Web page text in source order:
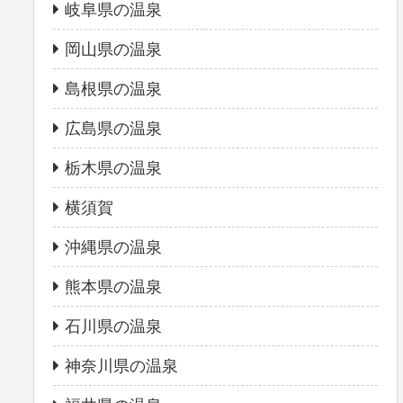
岐阜県の温泉
岡山県の温泉
島根県の温泉
広島県の温泉
栃木県の温泉
横須賀
沖縄県の温泉
熊本県の温泉
石川県の温泉
神奈川県の温泉